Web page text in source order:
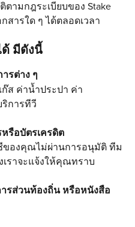
ามกฎระเบียบของ Stake
สารใด ๆ ได้ตลอดเวลา
ด้ มีดังนี้
รต่าง ๆ
ส ค่าน้ำประปา ค่า
การทีวี
รือบัตรเครดิต
ของคุณไม่ผ่านการอนุมัติ ทีม
ราจะแจ้งให้คุณทราบ
รส่วนท้องถิ่น หรือหนังสือ